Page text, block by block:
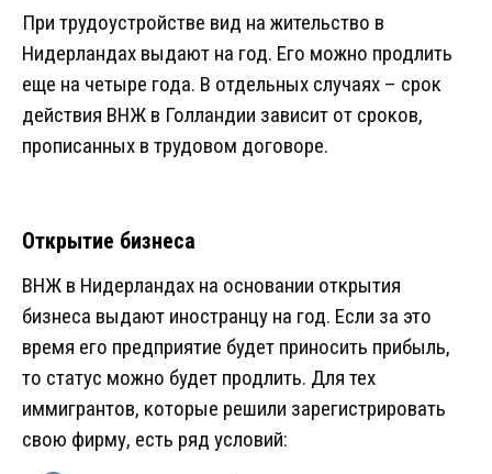
При трудоустройстве вид на жительство в
Нидерландах выдают на год. Его можно продлить
еще на четыре года. В отдельных случаях – срок
действия ВНЖ в Голландии зависит от сроков,
прописанных в трудовом договоре.
Открытие бизнеса
ВНЖ в Нидерландах на основании открытия
бизнеса выдают иностранцу на год. Если за это
время его предприятие будет приносить прибыль,
то статус можно будет продлить. Для тех
иммигрантов, которые решили зарегистрировать
свою фирму, есть ряд условий: